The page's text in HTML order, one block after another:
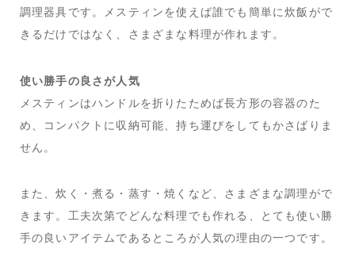
調理器具です。メスティンを使えば誰でも簡単に炊飯がで
きるだけではなく、さまざまな料理が作れます。
使い勝手の良さが人気
メスティンはハンドルを折りたためば長方形の容器のた
め、コンパクトに収納可能、持ち運びをしてもかさばりま
せん。
また、炊く・煮る・蒸す・焼くなど、さまざまな調理がで
きます。工夫次第でどんな料理でも作れる、とても使い勝
手の良いアイテムであるところが人気の理由の一つです。